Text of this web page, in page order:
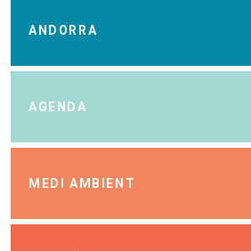
ANDORRA
AGENDA
MEDI AMBIENT